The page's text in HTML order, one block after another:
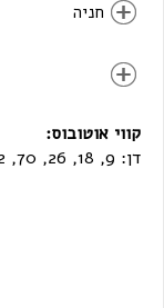
חניה
קווי אוטובוס:
דן: 9, 18, 26, 70, 82. אגד: 89, 92